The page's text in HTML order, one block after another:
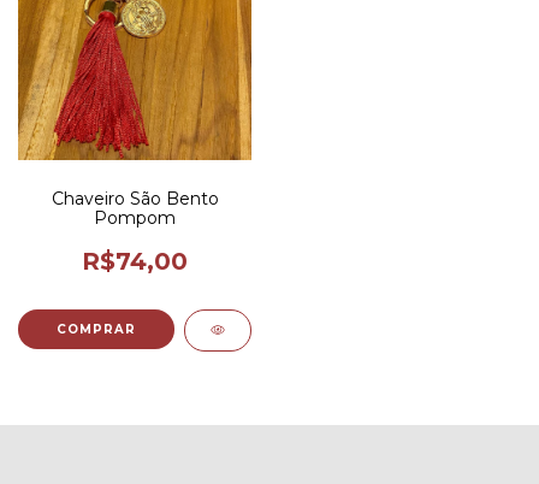
Chaveiro São Bento
Pompom
R$74,00
COMPRAR